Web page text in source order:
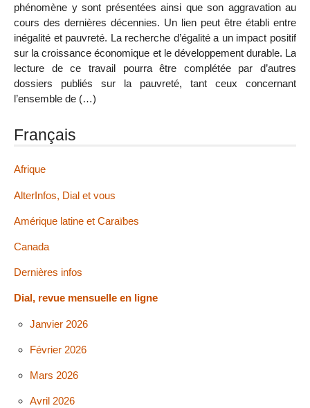
phénomène y sont présentées ainsi que son aggravation au
cours des dernières décennies. Un lien peut être établi entre
inégalité et pauvreté. La recherche d’égalité a un impact positif
sur la croissance économique et le développement durable. La
lecture de ce travail pourra être complétée par d’autres
dossiers publiés sur la pauvreté, tant ceux concernant
l’ensemble de (…)
Français
Afrique
AlterInfos, Dial et vous
Amérique latine et Caraïbes
Canada
Dernières infos
Dial, revue mensuelle en ligne
Janvier 2026
Février 2026
Mars 2026
Avril 2026